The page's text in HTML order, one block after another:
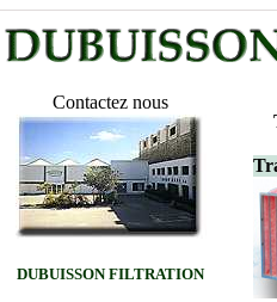
Contactez nous
DUBUISSON FILTRATION